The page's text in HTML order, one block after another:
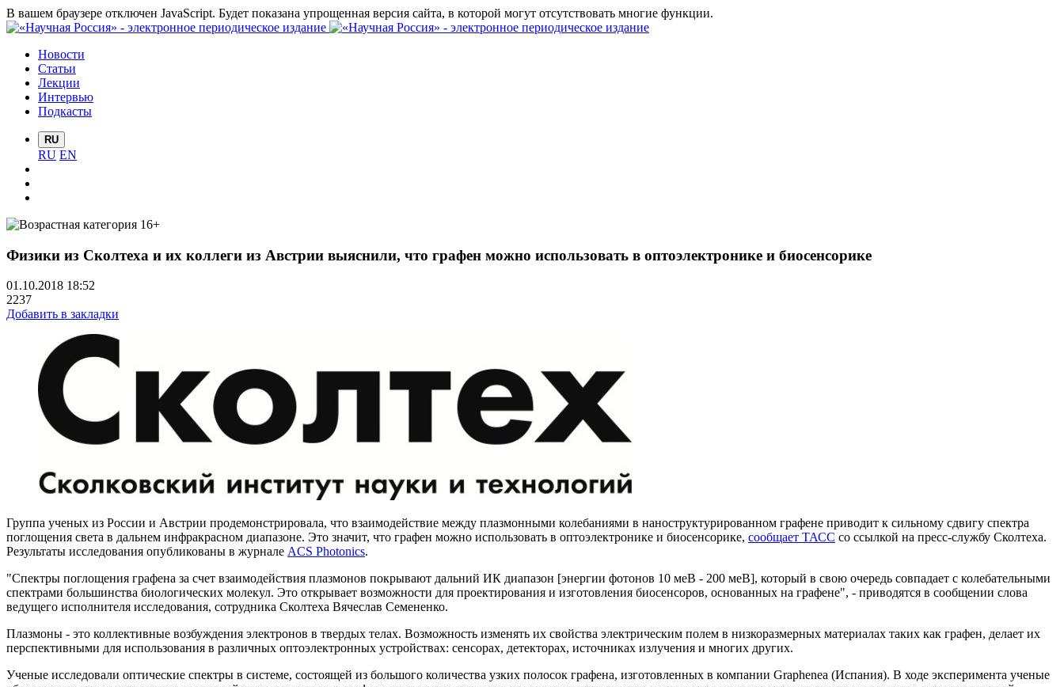
В вашем браузере отключен JavaScript. Будет показана упрощенная версия сайта, в которой могут отсутствовать многие функции.
Новости
Статьи
Лекции
Интервью
Подкасты
RU
RU EN
Физики из Сколтеха и их коллеги из Австрии выяснили, что графен можно использовать в оптоэлектронике и биосенсорике
01.10.2018 18:52
2237
Добавить в закладки
Группа ученых из России и Австрии продемонстрировала, что взаимодействие между плазмонными колебаниями в наноструктурированном графене приводит к сильному сдвигу спектра
поглощения света в дальнем инфракрасном диапазоне. Это значит, что графен можно использовать в оптоэлектронике и биосенсорике, сообщает ТАСС со ссылкой на пресс-службу Сколтеха.
Результаты исследования опубликованы в журнале ACS Photonics.
"Спектры поглощения графена за счет взаимодействия плазмонов покрывают дальний ИК диапазон [энергии фотонов 10 меВ - 200 меВ], который в свою очередь совпадает с колебательными
спектрами большинства биологических молекул. Это открывает возможности для проектирования и изготовления биосенсоров, основанных на графене", - приводятся в сообщении слова
ведущего исполнителя исследования, сотрудника Сколтеха Вячеслав Семененко.
Плазмоны - это коллективные возбуждения электронов в твердых телах. Возможность изменять их свойства электрическим полем в низкоразмерных материалах таких как графен, делает их
перспективными для использования в различных оптоэлектронных устройствах: сенсорах, детекторах, источниках излучения и многих других.
Ученые исследовали оптические спектры в системе, состоящей из большого количества узких полосок графена, изготовленных в компании Graphenea (Испания). В ходе эксперимента ученые